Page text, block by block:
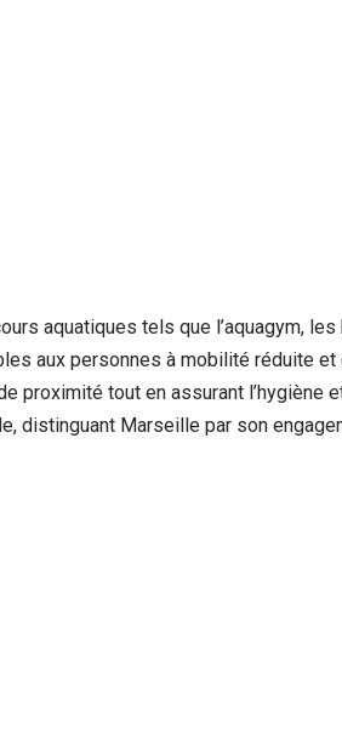
aquatiques tels que l’aquagym,
aux personnes à mobilité réduite
proximité tout en assurant l’hygiène
distinguant Marseille par son